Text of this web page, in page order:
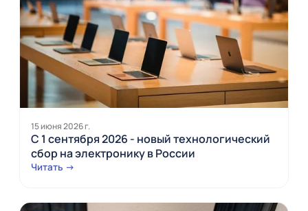
15 июня 2026 г.
С 1 сентября 2026 - новый технологический
сбор на электронику в России
Читать →